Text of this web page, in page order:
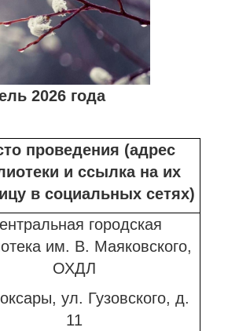
2026 года
проведения (адрес
и ссылка на их
в социальных сетях)
городская
им. В. Маяковского,
ОХДЛ
ул. Гузовского, д.
11